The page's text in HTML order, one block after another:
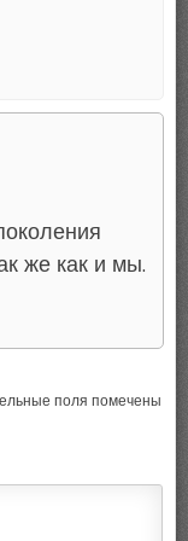
же как и мы.
поля помечены